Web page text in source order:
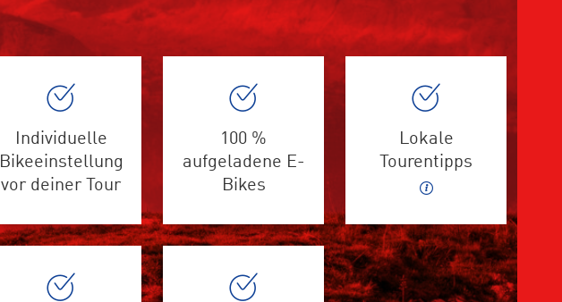
Individuelle
Bikeeinstellung
vor deiner Tour
100 %
aufgeladene E-
Bikes
Lokale
Tourentipps